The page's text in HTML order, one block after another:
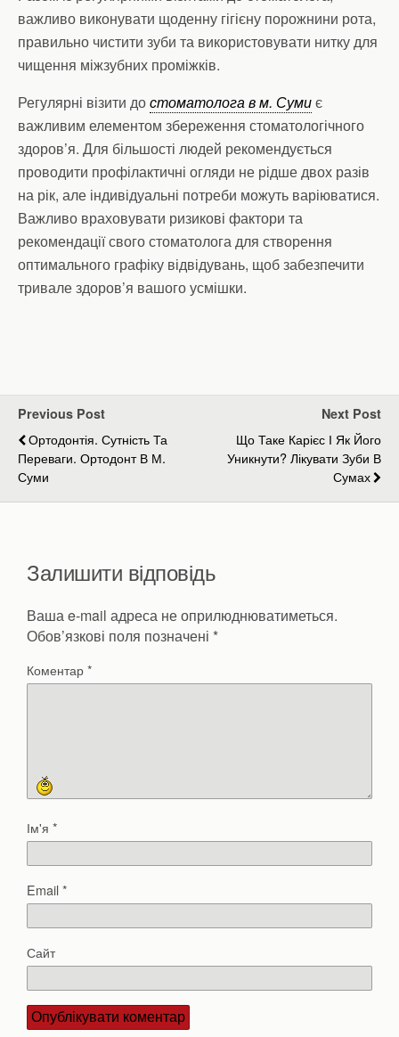
важливо виконувати щоденну гігієну порожнини рота,
правильно чистити зуби та використовувати нитку для
чищення міжзубних проміжків.
Регулярні візити достоматолога в м. Сумиє
важливим елементом збереження стоматологічного
здоров’я. Для більшості людей рекомендується
проводити профілактичні огляди не рідше двох разів
на рік, але індивідуальні потреби можуть варіюватися.
Важливо враховувати ризикові фактори та
рекомендації свого стоматолога для створення
оптимального графіку відвідувань, щоб забезпечити
тривале здоров’я вашого усмішки.
Previous Post
Ортодонтія. Сутність Та
Переваги. Ортодонт В М.
Суми
Next Post
Що Таке Карієс І Як Його
Уникнути? Лікувати Зуби В
Сумах
Залишити відповідь
Ваша e-mail адреса не оприлюднюватиметься.
Обов’язкові поля позначені *
Коментар*
Ім'я *
Email*
Сайт